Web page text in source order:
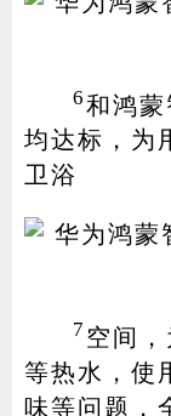
6和鸿
均达标，为
卫浴
7 空间
等热水，使
味等问题，